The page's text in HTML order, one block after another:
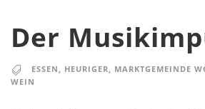
Der
ESSEN , HEURIGER, MARKTGEMEINDE
WEIN